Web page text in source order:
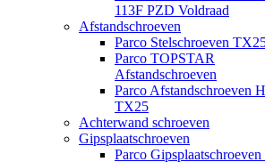
113F PZD Voldraad
Afstandschroeven
Parco Stelschroeven
Parco TOPSTAR
Afstandschroeven
Parco Afstandschroeven
TX25
Achterwand schroeven
Gipsplaatschroeven
Parco